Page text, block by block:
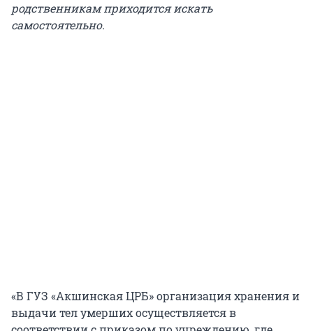
родственникам приходится искать
самостоятельно.
«В ГУЗ «Акшинская ЦРБ» организация хранения и
выдачи тел умерших осуществляется в